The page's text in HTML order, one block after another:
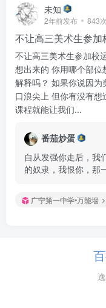
未知
2年前发布 843
不让高三美术生参加
不让高三美术生参加校
想出来的 你用哪个部
解释吗？ 如果你说因
口浪尖上 但你有没有
课程就能让我们...
番茄炒蛋
自从发强你走后，我
的奴隶，我恨你，那
广宁第一中学•万能墙